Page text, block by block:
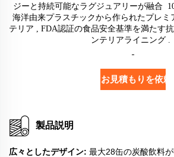
ジーと持続可能なラグジュアリーが融合
海洋由来プラスチックから作られたプレミ
テリア
FDA認証の食品安全基準を満たす
ンテリアライニング
お見積もりを依頼
製品説明
広々としたデザイン: 最大28缶の炭酸飲料